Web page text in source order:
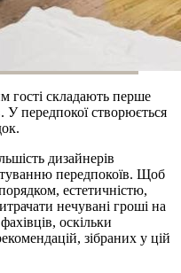
гості складають перше
У передпокої створюється
дизайнерів
передпокоїв. Щоб
естетичністю,
нечувані гроші на
оскільки
зібраних у цій